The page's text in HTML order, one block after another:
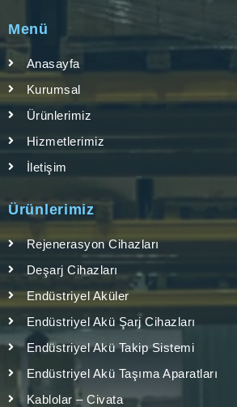
Menü
Anasayfa
Kurumsal
Ürünlerimiz
Hizmetlerimiz
İletişim
Ürünlerimiz
Rejenerasyon Cihazları
Deşarj Cihazları
Endüstriyel Aküler
Endüstriyel Akü Şarj Cihazları
Endüstriyel Akü Takip Sistemi
Endüstriyel Akü Taşıma Aparatları
Kablolar – Civata